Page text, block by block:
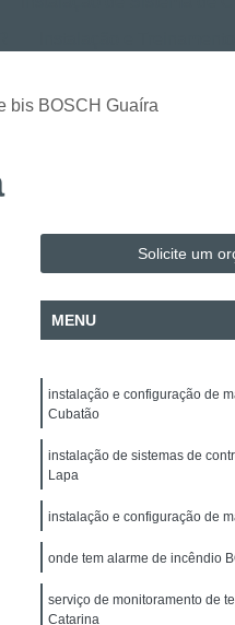
BVMS
Licenças
Sistema de Automação
Instalação e
Instalação e Manutenção
Acesso
de Fotovoltaico
Elétrica
Manutenção
Manutenção de Energia
Projeto Elétrico
Projeto
Intrusão DSC
Alarme
Empresa de
bis BOSCH Guaíra
Solicite um
MENU
instalação e configuração de
Cubatão
instalação de sistemas de
Lapa
instalação e configuração de
onde tem alarme de incêndio
serviço de monitoramento de
Catarina